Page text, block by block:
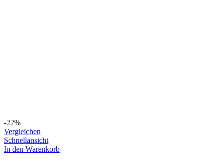
-22%
Vergleichen
Schnellansicht
In den Warenkorb